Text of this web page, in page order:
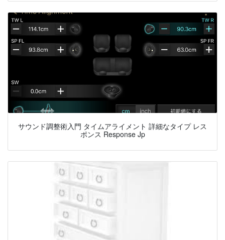
サウンド調整術入門 タイムアライメント 詳細なタイプ レス
ポンス Response Jp